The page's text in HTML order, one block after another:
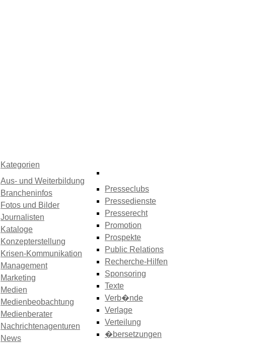
Kategorien
Aus- und Weiterbildung
Brancheninfos
Fotos und Bilder
Journalisten
Kataloge
Konzepterstellung
Krisen-Kommunikation
Management
Marketing
Medien
Medienbeobachtung
Medienberater
Nachrichtenagenturen
News
Presseclubs
Pressedienste
Presserecht
Promotion
Prospekte
Public Relations
Recherche-Hilfen
Sponsoring
Texte
Verb�nde
Verlage
Verteilung
�bersetzungen